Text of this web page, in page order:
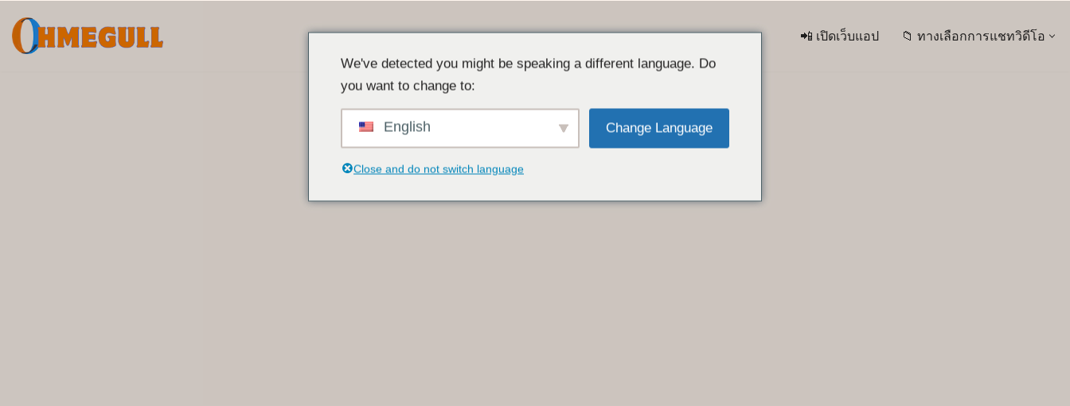
ข้าม
📲 เปิดเว็บแอป 📁 ทางเลือกการแชทวิดีโอ
We've detected you might be speaking a different language. Do
you want to change to:
English Change Language
Close and do not switch language